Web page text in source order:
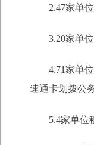
2.47家单
3.20家单
4.71家单
速通卡划拨公
5.4家单位